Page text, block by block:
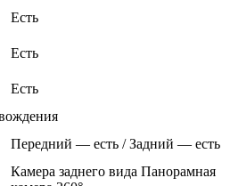
Есть
Есть
Есть
Передний — есть / Задний — есть
Камера заднего вида Панорамная